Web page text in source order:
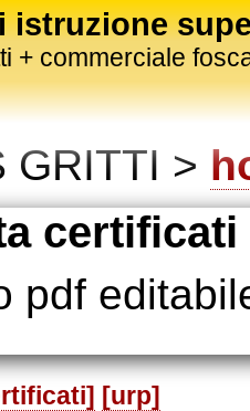
istruzione
+ commerciale
GRITTI >
certificati
pdf
[urp]